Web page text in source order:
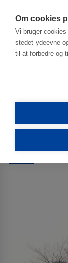
Om cookies
Vi bruger
stedet ydeevne
til at forbedre og
Stefani